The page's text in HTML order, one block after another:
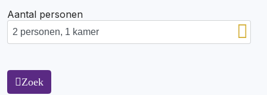
Aantal personen
Zoek